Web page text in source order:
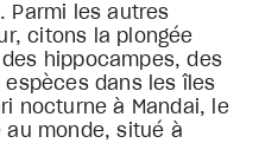
Parmi les autres
citons la plongée
hippocampes, des
dans les îles
nocturne à Mandai, le
au monde, situé à